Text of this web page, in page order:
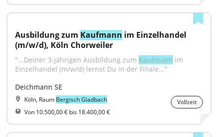
Ausbildung zum Kaufmann im Einzelhandel
(m/w/d), Köln Chorweiler
"...Deiner 3-jährigen Ausbildung zum Kaufmann im
Einzelhandel (m/w/d) lernst Du in der Filiale..."
Deichmann SE
Köln, Raum Bergisch Gladbach
Vollzeit
Von 10.500,00 € bis 18.400,00 €